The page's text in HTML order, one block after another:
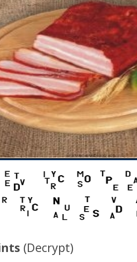
(Decrypt)